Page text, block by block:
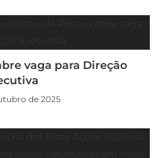
vaga para Direção
de 2025